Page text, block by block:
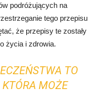
podróżujących na
tego przepisu
że przepisy te zostały
życia i zdrowia.
TO
MOŻE